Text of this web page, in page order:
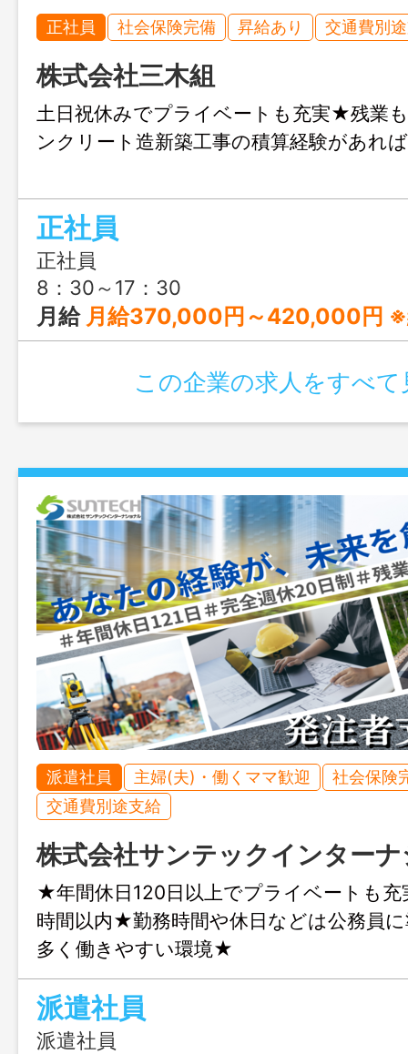
正社員 社会保険完備 昇給あり 交通費別
株式会社三木組
土日祝休みでプライベートも充実★残業
ンクリート造新築工事の積算経験があれ
正社員
正社員
8：30～17：30
月給 月給370,000円～420,000円 ※経験や能力・スキルなどを考慮し、給与額を決定しま
この企業の求人をすべて
派遣社員 主婦(夫)・働くママ歓迎
社会保険
交通費別途支給
株式会社サンテックインター
★年間休日120日以上でプライベートも
時間以内★勤務時間や休日などは公務員
多く働きやすい環境★
派遣社員
派遣社員